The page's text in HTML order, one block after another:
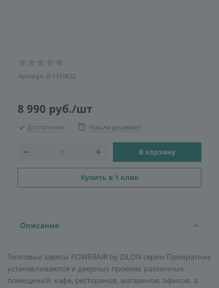
Артикул: G-1319632
8 990 руб./шт
Достаточно Нашли дешевле?
В корзину
Купить в 1 клик
Описание
Тепловые завесы POWERAIR by ZILON серии Привратник
устанавливаются в дверных проемах различных
помещений: кафе, ресторанов, магазинов, офисов, а